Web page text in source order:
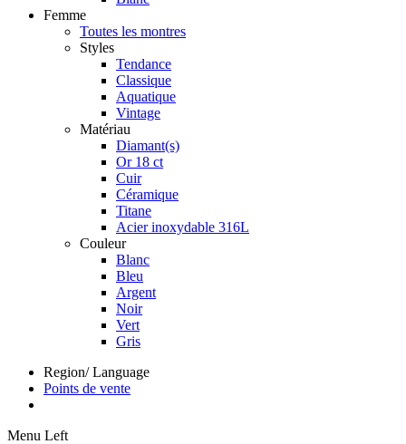
Femme
Toutes les montres
Styles
Tendance
Classique
Aquatique
Vintage
Matériau
Diamant(s)
Or 18 ct
Cuir
Céramique
Titane
Acier inoxydable 316L
Couleur
Blanc
Bleu
Argent
Noir
Vert
Gris
Region/ Language
Points de vente
Menu Left